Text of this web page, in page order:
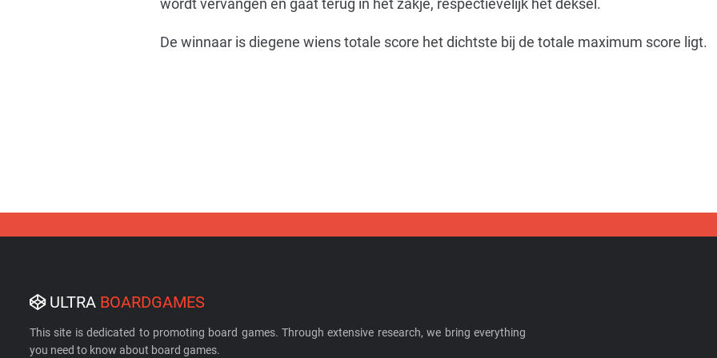
wordt vervangen en gaat terug in het zakje, respectievelijk het deksel.
De winnaar is diegene wiens totale score het dichtste bij de totale maximum score ligt.
ULTRA BOARDGAMES
This site is dedicated to promoting board games. Through extensive research, we bring everything
you need to know about board games.